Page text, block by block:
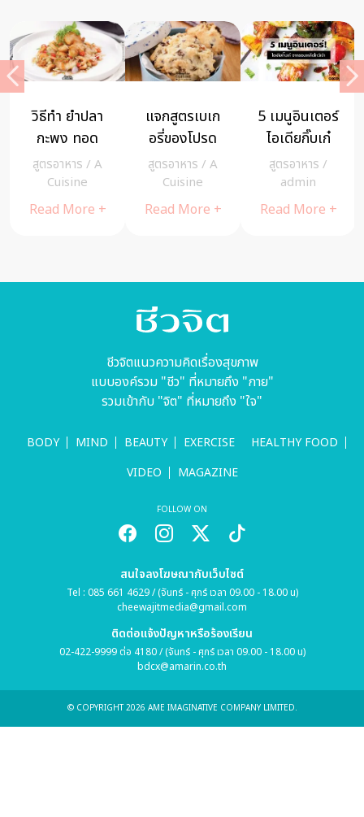
วิธีทำ ยำปลา
กะพง ทอด
กรอบ อร่อย
รสแซ่บ
สูตรอาหาร / A
Cuisine
Read More +
แจกสูตรเบเก
อรี่ของโปรด
คุกกี้ลูกเกด
หอม อร่อย –
A Cuisine
สูตรอาหาร / A
Cuisine
Read More +
5 เมนูอินเตอร์
ไอเดียกิ๊บเก๋
ทำง่าย จาก
ของเหลือ ไหว้
เจ้า
สูตรอาหาร /
admin
Read More +
ชีวจิตแนวความคิดเรื่องสุขภาพ
แบบองค์รวม "ชีว" ที่หมายถึง "กาย"
รวมเข้ากับ "จิต" ที่หมายถึง "ใจ"
BODY MIND BEAUTY EXERCISE
HEALTHY FOOD
VIDEO
MAGAZINE
FOLLOW ON
สนใจลงโฆษณากับเว็บไซต์
Tel : 085 661 4629 / (จันทร์ - ศุกร์ เวลา 09.00 - 18.00 น)
cheewajitmedia@gmail.com
ติดต่อแจ้งปัญหาหรือร้องเรียน
02-422-9999 ต่อ 4180 / (จันทร์ - ศุกร์ เวลา 09.00 - 18.00 น)
bdcx@amarin.co.th
© COPYRIGHT 2026 AME IMAGINATIVE COMPANY LIMITED.